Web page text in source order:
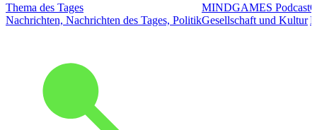
Thema des Tages
Nachrichten, Nachrichten des Tages, Politik
MINDGAMES Podcast
Gesellschaft und Kultur